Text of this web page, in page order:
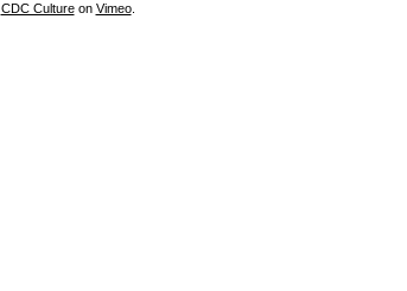
CDC Cultureon Vimeo.